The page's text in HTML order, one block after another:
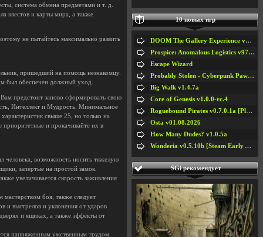
система обмена предметами и т. д.
квестов и карты мира, а также
не пытайтесь максимально развить
пришедший на помощь незнакомцу.
был обеспечен должный уход.
предстоит заново сформировать свою
Интеллект и Мудрость. Минимальное
свыше 25, но только на
приоритетные и прокачивайте их в
человека, возможность носить тяжелую
запертые на простой замок.
увеличивается скорость заживления
мастерством боя, также следует
и выстрелов и уклонения от ударов
и ящиках, а также эффекты от
напряженным умственным трудом.
10 новых игр
DOOM The Gallery Experience v1.4.2
Prospice: Anomalous Logistics v97 [Playtest]
Escape Wizard
Probably Stolen - Cyberpunk Pawnshop Simulator v048c [Playtest]
Big Walk v1.4.7a
Core of Genesis v1.0.0-rc.4
Roguebound Pirates v0.7.0.1a [Playtest]
Osta v01.08.2026
How Many Dudes? v1.0.5a
Wonderia v0.5.10b [Steam Early Access]
SGi рекомендует